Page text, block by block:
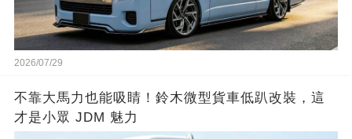
2026/07/29
不靠大馬力也能吸睛！鈴木微型貨車低趴改裝，這
才是小眾 JDM 魅力